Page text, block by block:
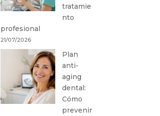
tratamie
nto
profesional
21/07/2026
Plan
anti-
aging
dental:
Cómo
prevenir